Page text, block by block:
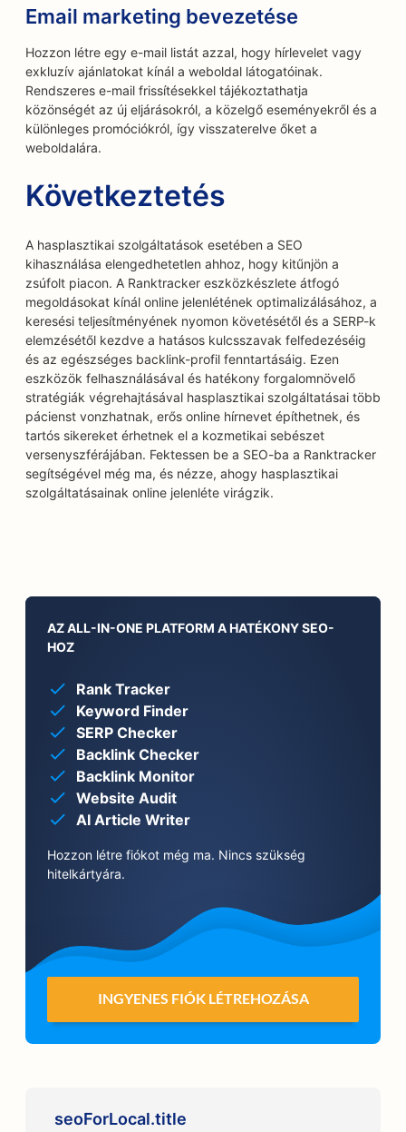
Email marketing bevezetése
Hozzon létre egy e-mail listát azzal, hogy hírlevelet vagy
exkluzív ajánlatokat kínál a weboldal látogatóinak.
Rendszeres e-mail frissítésekkel tájékoztathatja
közönségét az új eljárásokról, a közelgő eseményekről és a
különleges promóciókról, így visszaterelve őket a
weboldalára.
Következtetés
A hasplasztikai szolgáltatások esetében a SEO
kihasználása elengedhetetlen ahhoz, hogy kitűnjön a
zsúfolt piacon. A Ranktracker eszközkészlete átfogó
megoldásokat kínál online jelenlétének optimalizálásához, a
keresési teljesítményének nyomon követésétől és a SERP-k
elemzésétől kezdve a hatásos kulcsszavak felfedezéséig
és az egészséges backlink-profil fenntartásáig. Ezen
eszközök felhasználásával és hatékony forgalomnövelő
stratégiák végrehajtásával hasplasztikai szolgáltatásai több
pácienst vonzhatnak, erős online hírnevet építhetnek, és
tartós sikereket érhetnek el a kozmetikai sebészet
versenyszférájában. Fektessen be a SEO-ba a Ranktracker
segítségével még ma, és nézze, ahogy hasplasztikai
szolgáltatásainak online jelenléte virágzik.
AZ ALL-IN-ONE PLATFORM A HATÉKONY SEO-
HOZ
Rank Tracker
Keyword Finder
SERP Checker
Backlink Checker
Backlink Monitor
Website Audit
AI Article Writer
Hozzon létre fiókot még ma. Nincs szükség
hitelkártyára.
INGYENES FIÓK LÉTREHOZÁSA
seoForLocal.title